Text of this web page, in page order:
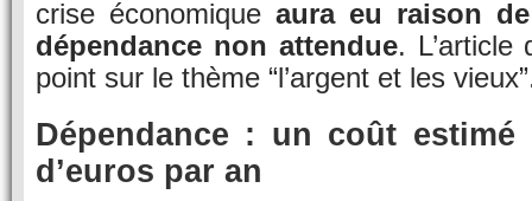
crise économique aura eu raison
dépendance non attendue. L’article
point sur le thème “l’argent et les
Dépendance : un coût
d’euros par an